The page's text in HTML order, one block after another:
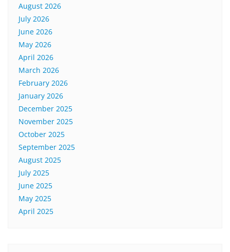
August 2026
July 2026
June 2026
May 2026
April 2026
March 2026
February 2026
January 2026
December 2025
November 2025
October 2025
September 2025
August 2025
July 2025
June 2025
May 2025
April 2025